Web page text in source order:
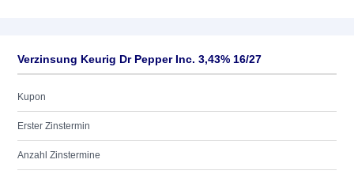
Verzinsung Keurig Dr Pepper Inc. 3,43% 16/27
Kupon
Erster Zinstermin
Anzahl Zinstermine